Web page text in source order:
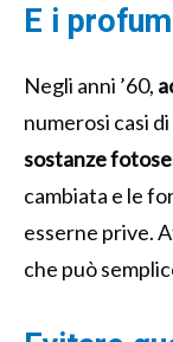
E i
Negli anni ’60,
numerosi casi di
sostanze
cambiata e le
esserne prive.
che può